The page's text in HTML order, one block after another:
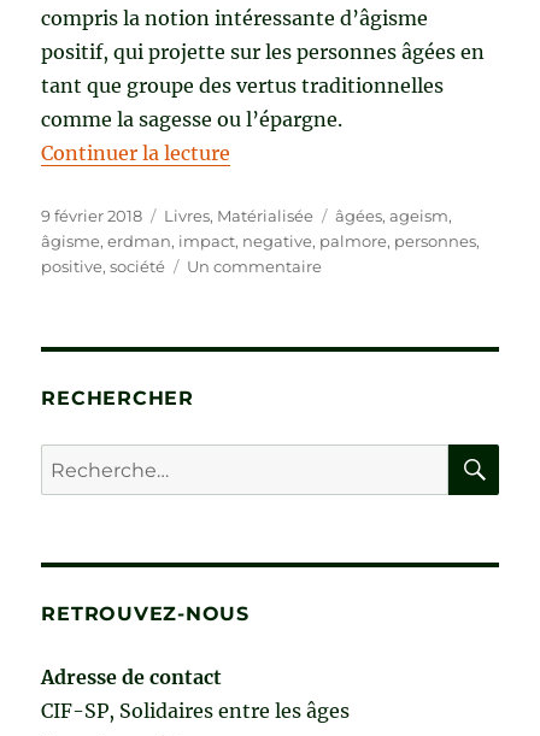
compris la notion intéressante d’âgisme
positif, qui projette sur les personnes âgées en
tant que groupe des vertus traditionnelles
comme la sagesse ou l’épargne.
Continuer la lecture
Publié
le
9 février 2018 Catégories
Livres, Matérialisée Étiquettes
âgées,ageism,
âgisme,erdman, impact, negative, palmore, personnes,
positive,société Un commentairesur
B.
RECHERCHER
Recherche
pour :
RETROUVEZ-NOUS
Adresse de contact
CIF-SP, Solidaires entre les âges